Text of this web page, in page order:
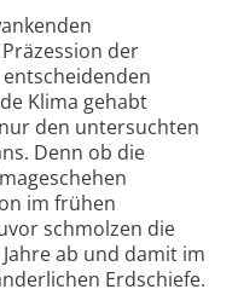
der
Klima gehabt
den untersuchten
Denn ob die
im frühen
schmolzen die
ab und damit im
Erdschiefe.